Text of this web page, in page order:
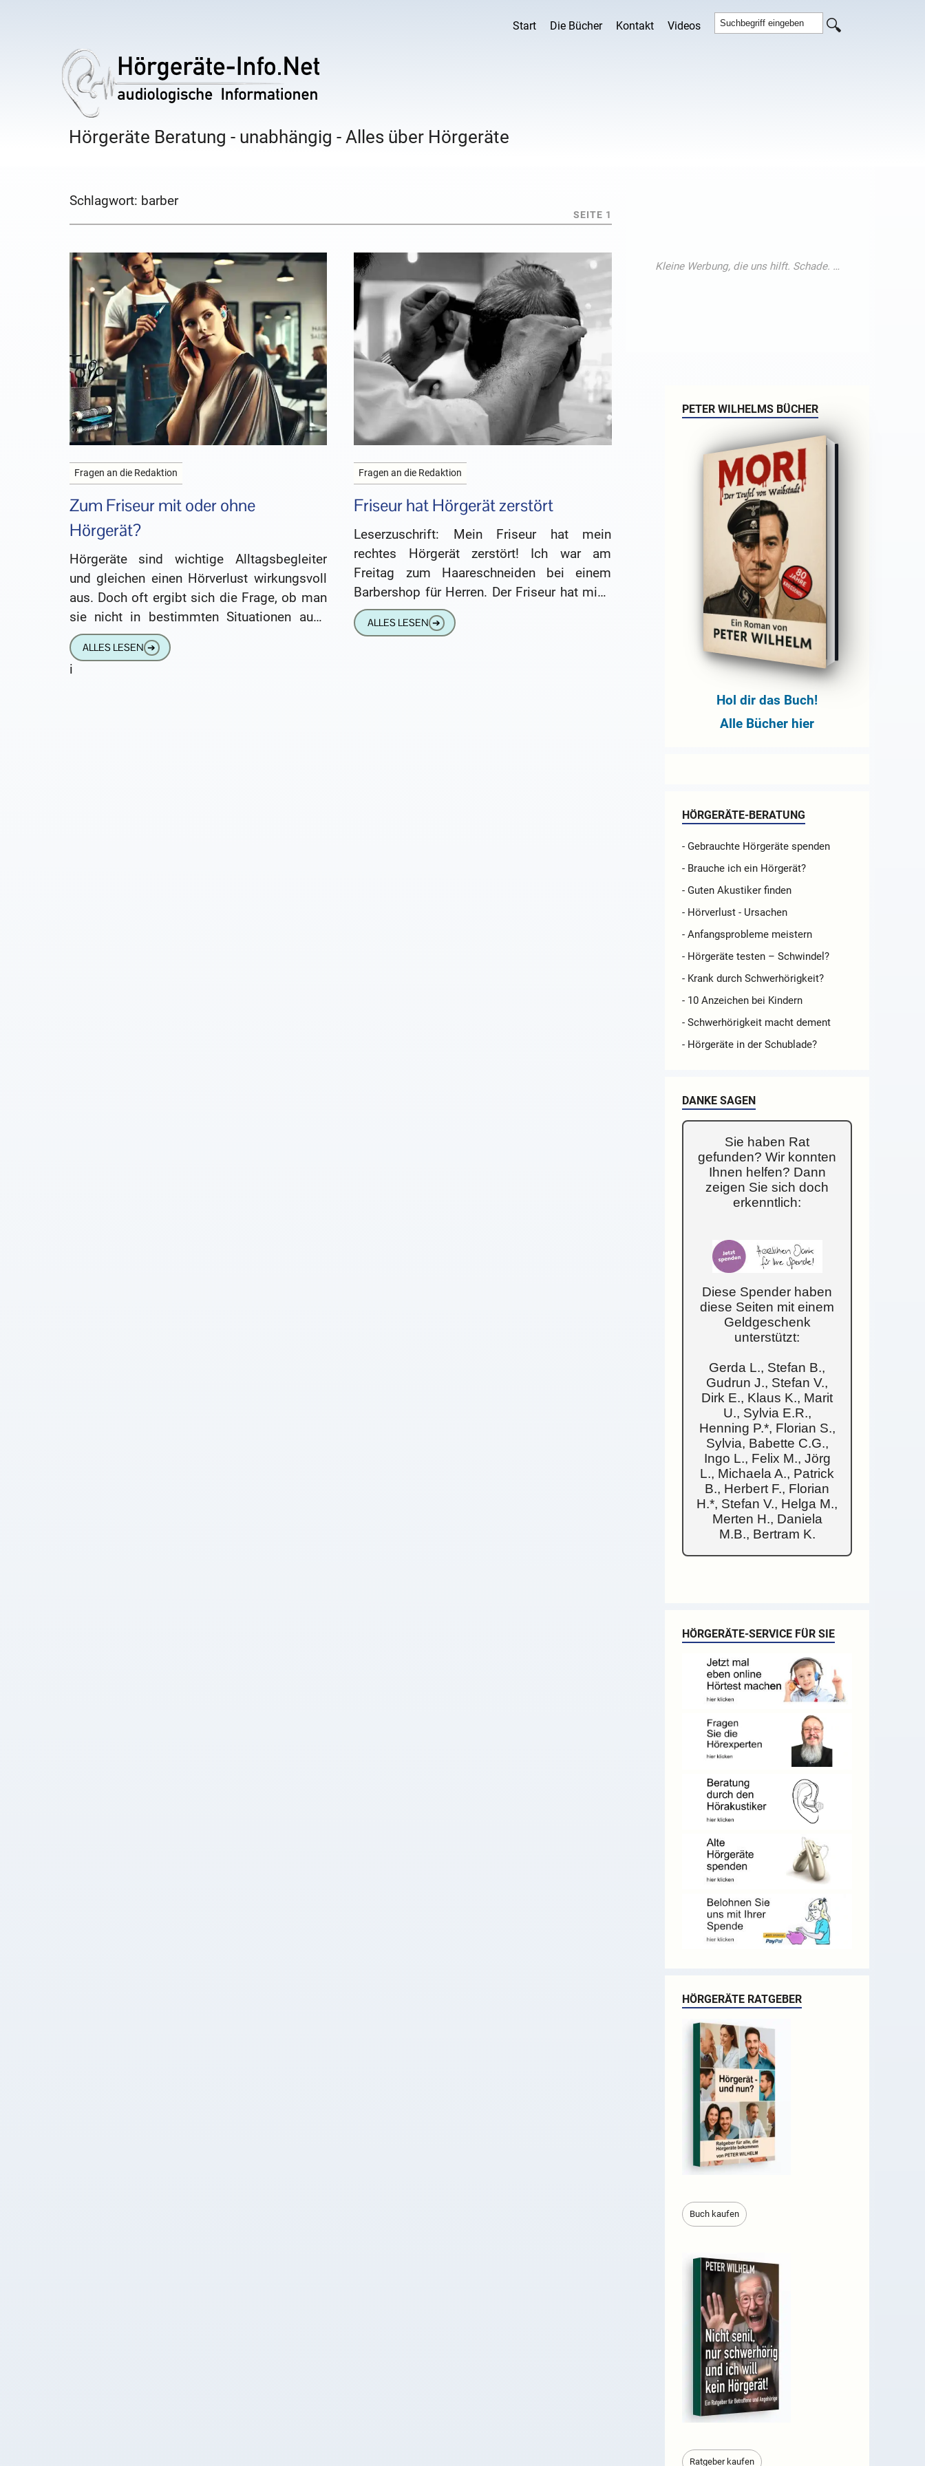
Start Die Bücher Kontakt Videos
Hörgeräte Beratung - unabhängig - Alles über Hörgeräte
Schlagwort: barber
SEITE 1
Fragen an die Redaktion
Zum Friseur mit oder ohne
Hörgerät?
Hörgeräte sind wichtige Alltagsbegleiter
und gleichen einen Hörverlust wirkungsvoll
aus. Doch oft ergibt sich die Frage, ob man
sie nicht in bestimmten Situationen auch
mal weglassen kann. Ich bin seit
ALLES LESEN ➔
Fragen an die Redaktion
Friseur hat Hörgerät zerstört
Leserzuschrift: Mein Friseur hat mein
rechtes Hörgerät zerstört! Ich war am
Freitag zum Haareschneiden bei einem
Barbershop für Herren. Der Friseur hat mich
im Grunde genommen überzeugt. Sehr viel
Aufmerksamkeit,
ALLES LESEN ➔
i
PETER WILHELMS BÜCHER
Hol dir das Buch!
Alle Bücher hier
HÖRGERÄTE-BERATUNG
- Gebrauchte Hörgeräte spenden
- Brauche ich ein Hörgerät?
- Guten Akustiker finden
- Hörverlust - Ursachen
- Anfangsprobleme meistern
- Hörgeräte testen – Schwindel?
- Krank durch Schwerhörigkeit?
- 10 Anzeichen bei Kindern
- Schwerhörigkeit macht dement
- Hörgeräte in der Schublade?
DANKE SAGEN
Sie haben Rat
gefunden? Wir konnten
Ihnen helfen? Dann
zeigen Sie sich doch
erkenntlich:
Diese Spender haben
diese Seiten mit einem
Geldgeschenk
unterstützt:
Gerda L., Stefan B.,
Gudrun J., Stefan V.,
Dirk E., Klaus K., Marit
U., Sylvia E.R.,
Henning P.*, Florian S.,
Sylvia, Babette C.G.,
Ingo L., Felix M., Jörg
L., Michaela A., Patrick
B., Herbert F., Florian
H.*, Stefan V., Helga M.,
Merten H., Daniela
M.B., Bertram K.
HÖRGERÄTE-SERVICE FÜR SIE
HÖRGERÄTE RATGEBER
Buch kaufen
Ratgeber kaufen